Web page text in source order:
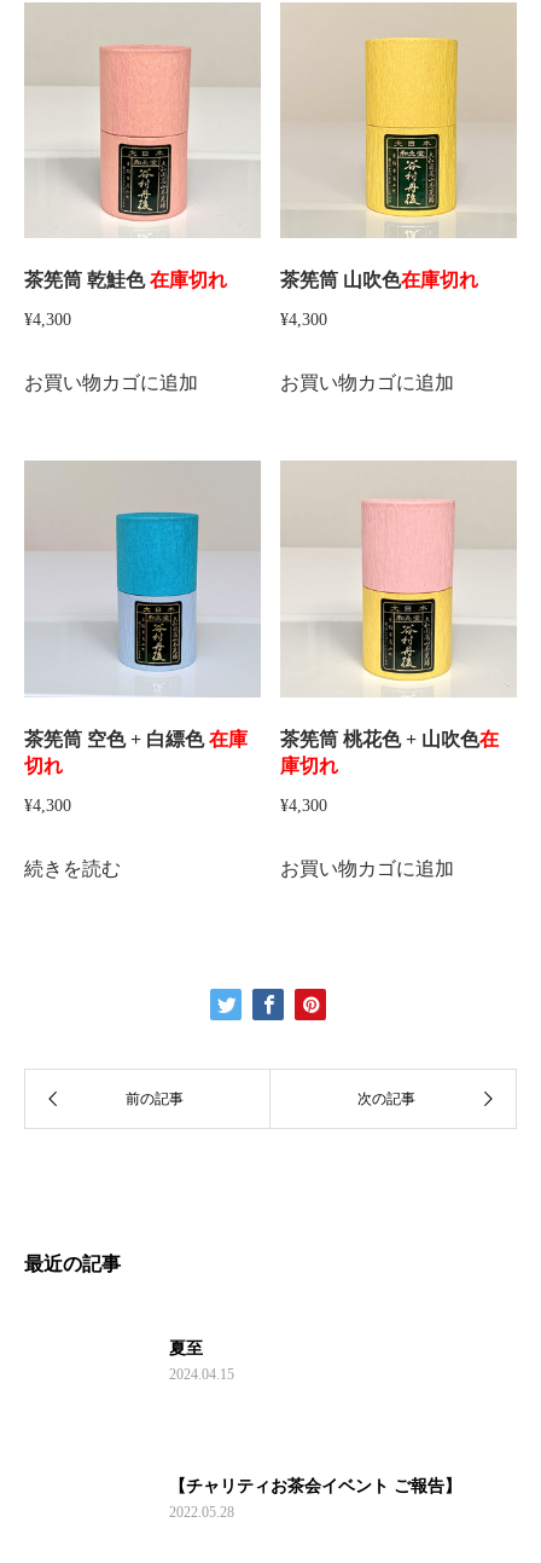
茶筅筒 乾鮭色在庫切れ
¥4,300
お買い物カゴに追加
茶筅筒 山吹色在庫切れ
¥4,300
お買い物カゴに追加
茶筅筒 空色 + 白縹色在庫
切れ
¥4,300
続きを読む
茶筅筒 桃花色 + 山吹色在
庫切れ
¥4,300
お買い物カゴに追加
最近の記事
夏至
2024.04.15
【チャリティお茶会イベント ご報告】
2022.05.28